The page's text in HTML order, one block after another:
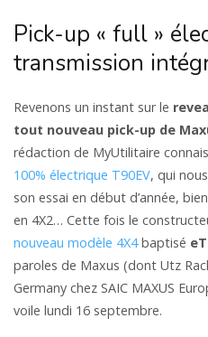
Pick-up « full »
transmission
Revenons un instant sur le
tout nouveau pick-up de
rédaction de MyUtilitaire
100% électrique T90EV, qui
son essai en début d’année,
en 4X2… Cette fois le
nouveau modèle 4X4baptisé
paroles de Maxus (dont Utz
Germany chez SAIC MAXUS
voile lundi 16 septembre.